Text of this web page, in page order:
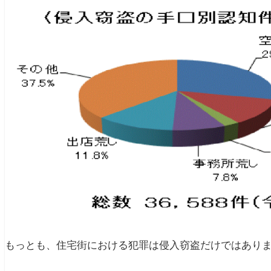
もっとも、住宅街における犯罪は侵入窃盗だけではあり